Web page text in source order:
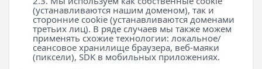
(устанавливаются нашим доменом), так и
сторонние cookie (устанавливаются доменами
третьих лиц). В ряде случаев мы также можем
применять схожие технологии: локальное/
сеансовое хранилище браузера, веб-маяки
(пиксели), SDK в мобильных приложениях.